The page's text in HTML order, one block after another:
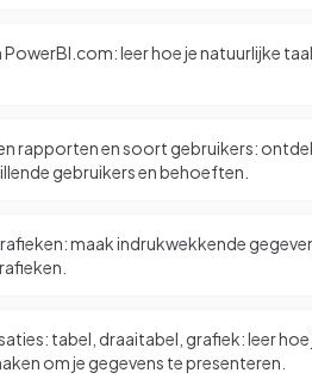
PowerBI.com: leer hoe je natuurlijke
rapporten en soort gebruikers:
gebruikers en behoeften.
maak indrukwekkende
tabel, draaitabel, grafiek: leer
om je gegevens te presenteren.